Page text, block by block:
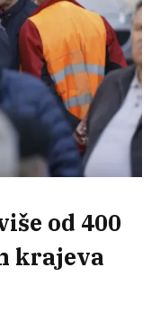
od 400
krajeva